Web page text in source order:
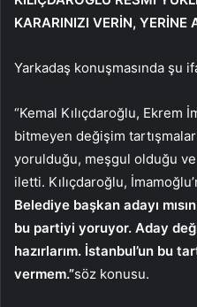
KARARINIZI VERİN, YERİNE
Yarkadaş konuşmasında şu
“Kemal Kılıçdaroğlu, Ekrem
bitmeyen değişim
yorulduğu, meşgul olduğu
iletti. Kılıçdaroğlu,
Belediye başkan adayı
bu partiyi yoruyor. Aday
hazırlarım. İstanbul’un bu
vermem.”söz konusu.